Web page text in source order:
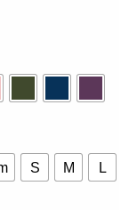
S M L